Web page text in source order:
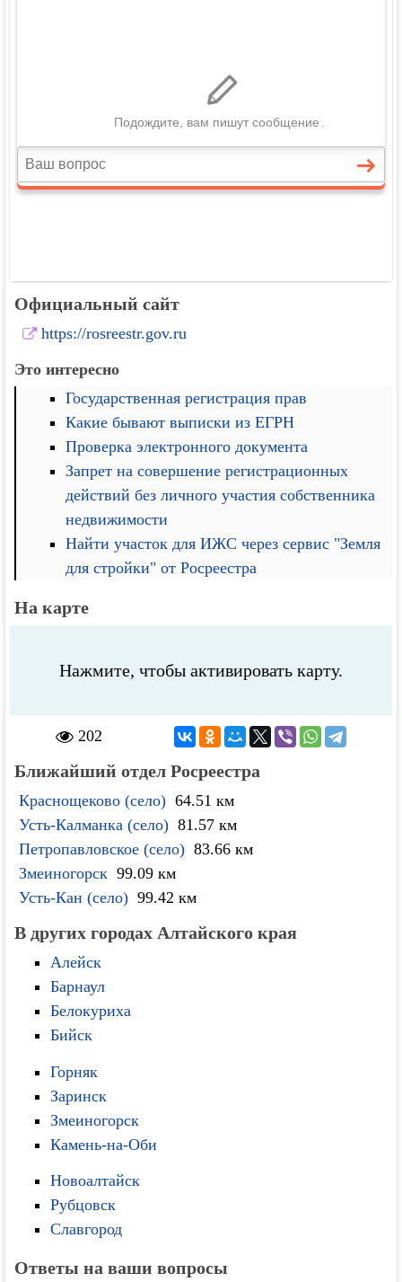
Официальный сайт
https://rosreestr.gov.ru
Это интересно
Государственная регистрация прав
Какие бывают выписки из ЕГРН
Проверка электронного документа
Запрет на совершение регистрационных
действий без личного участия собственника
недвижимости
Найти участок для ИЖС через сервис "Земля
для стройки" от Росреестра
На карте
Нажмите, чтобы активировать карту.
202
Ближайший отдел Росреестра
Краснощеково (село) 64.51 км
Усть-Калманка (село) 81.57 км
Петропавловское (село) 83.66 км
Змеиногорск 99.09 км
Усть-Кан (село) 99.42 км
В других городах Алтайского края
Алейск
Барнаул
Белокуриха
Бийск
Горняк
Заринск
Змеиногорск
Камень-на-Оби
Новоалтайск
Рубцовск
Славгород
Ответы на ваши вопросы